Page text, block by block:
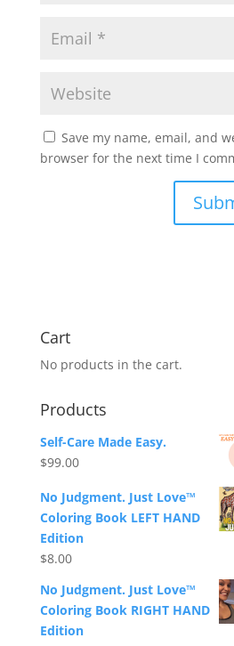
Save my name, email, and
browser for the next time I
Cart
No products in the cart.
Products
Self-Care Made Easy.
$99.00
No Judgment. Just Love™
Coloring Book LEFT HAND
Edition
$8.00
No Judgment. Just Love™
Coloring Book RIGHT HAND
Edition